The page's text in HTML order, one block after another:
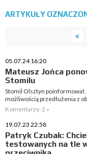
ARTYKUŁY
05.07.24 16:20
Mateusz Jońca
Stomilu
Stomil Olsztyn
możliwością przedłużenia z
Komentarzy: 2 »
19.07.23 22:58
Patryk Czubak:
testowanych na tle